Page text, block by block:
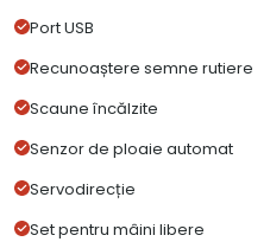
Port USB
Recunoaștere semne rutiere
Scaune încălzite
Senzor de ploaie automat
Servodirecție
Set pentru mâini libere